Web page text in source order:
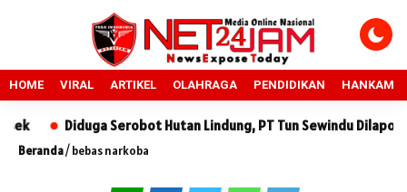
HOME VIRAL ARTIKEL OLAHRAGA PENDIDIKAN HANKAM
Diduga Serobot Hutan Lindung, PT Tun Sewindu Dilaporkan
Beranda/bebas narkoba